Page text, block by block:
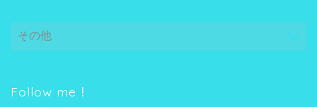
カ
ー
Follow me！